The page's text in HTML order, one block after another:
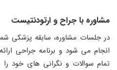
مشاوره با جراح و ارتودنتیست
در جلسات مشاوره، سابقه پزشکی
انجام می شود و برنامه جراحی
تمام سوالات و نگرانی های خود